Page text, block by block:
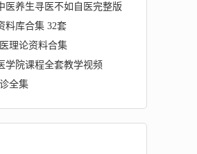
医养生寻医不如自医完整版
料库合集 32套
理论资料合集
学院课程全套教学视频
全集